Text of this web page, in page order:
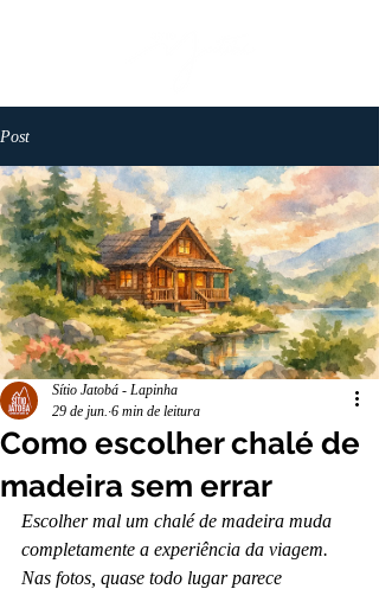
Post
Como escolher chalé de
madeira sem errar
Sítio Jatobá - Lapinha
29 de jun. 6 min de leitura
Escolher mal um chalé de madeira muda
completamente a experiência da viagem.
Nas fotos, quase todo lugar parece